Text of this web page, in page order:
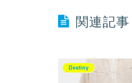
関連記事
Destiny